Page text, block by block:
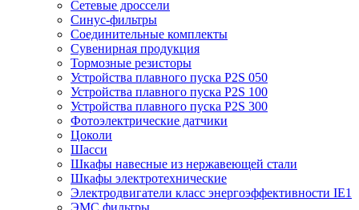
Сетевые дроссели
Синус-фильтры
Соединительные комплекты
Сувенирная продукция
Тормозные резисторы
Устройства плавного пуска P2S 050
Устройства плавного пуска P2S 100
Устройства плавного пуска P2S 300
Фотоэлектрические датчики
Цоколи
Шасси
Шкафы навесные из нержавеющей стали
Шкафы электротехнические
Электродвигатели класс энергоэффективности IE1
ЭМС фильтры